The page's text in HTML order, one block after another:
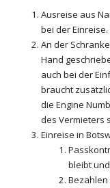
Ausreise aus
bei der
An der
Hand
auch bei der
braucht
die Engine
des Vermieters
Einreise in
bleibt
Bezahlen